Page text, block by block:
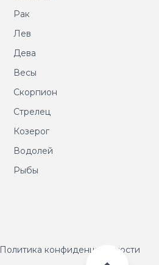
Рак
Лев
Дева
Весы
Скорпион
Стрелец
Козерог
Водолей
Рыбы
Политика конфиденциальности